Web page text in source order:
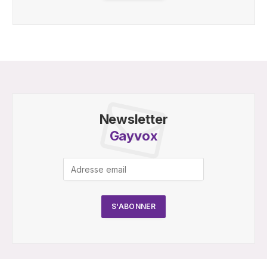
Newsletter
Gayvox